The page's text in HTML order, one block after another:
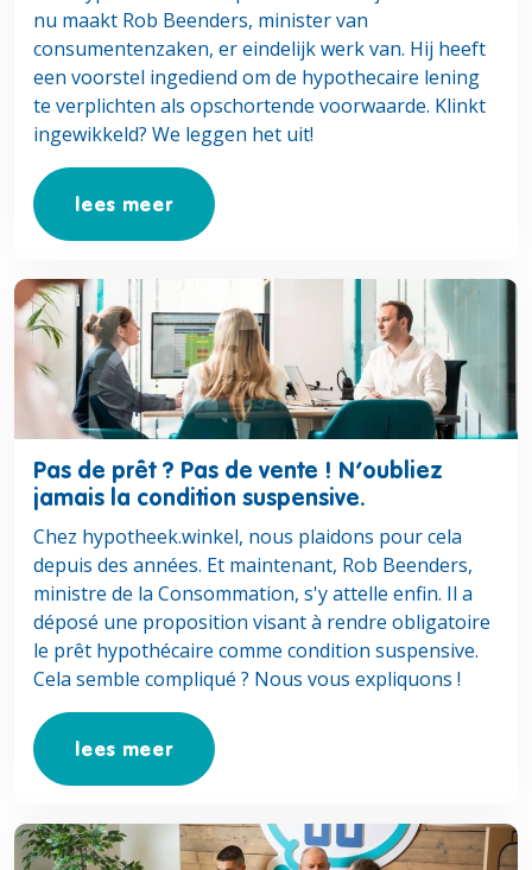
nu maakt Rob Beenders, minister van
consumentenzaken, er eindelijk werk van. Hij heeft
een voorstel ingediend om de hypothecaire lening
te verplichten als opschortende voorwaarde. Klinkt
ingewikkeld? We leggen het uit!
lees meer
Lees meer over Pas de prêt ? Pas de vente ! N’oubliez
Pas de prêt ? Pas de vente ! N’oubliez
jamais la condition suspensive.
Chez hypotheek.winkel, nous plaidons pour cela
depuis des années. Et maintenant, Rob Beenders,
ministre de la Consommation, s'y attelle enfin. Il a
déposé une proposition visant à rendre obligatoire
le prêt hypothécaire comme condition suspensive.
Cela semble compliqué ? Nous vous expliquons !
lees meer
Lees meer over Comment vos parents peuvent-ils vous